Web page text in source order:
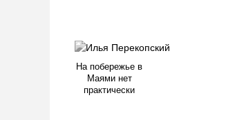
На побережье в
Маями нет
практически